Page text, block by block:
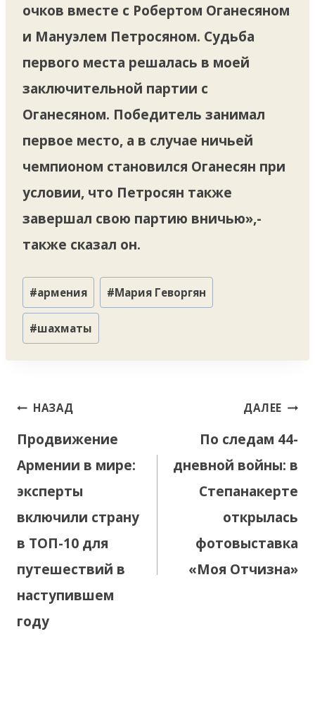
очков вместе с Робертом Оганесяном
и Мануэлем Петросяном. Судьба
первого места решалась в моей
заключительной партии с
Оганесяном. Победитель занимал
первое место, а в случае ничьей
чемпионом становился Оганесян при
условии, что Петросян также
завершал свою партию вничью»,-
также сказал он.
Метки
записи:
#армения #Мария Геворгян
#шахматы
Навигация
записям
НАЗАД
Продвижение
Армении в мире:
эксперты
включили страну
в ТОП-10 для
путешествий в
наступившем
году
ДАЛЕЕ
По следам 44-
дневной войны: в
Степанакерте
открылась
фотовыставка
«Моя Отчизна»